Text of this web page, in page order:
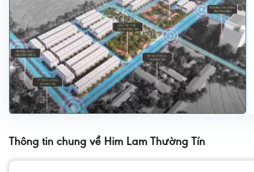
Thông tin chung về Him Lam Thường Tín